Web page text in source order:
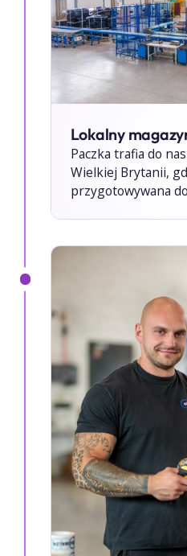
Lokalny
Paczka trafia do
Wielkiej Brytanii,
przygotowywana